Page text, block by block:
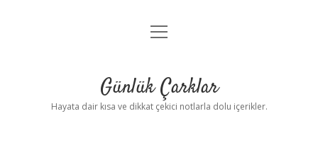
Anasayfa
Yasal Uyarı
menüyü
Günlük Çarklar
Hayata dair kısa ve dikkat çekici notlarla dolu içerikler.